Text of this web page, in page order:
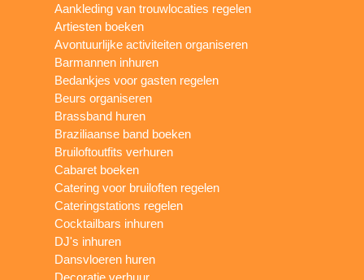
Aankleding van trouwlocaties regelen
Artiesten boeken
Avontuurlijke activiteiten organiseren
Barmannen inhuren
Bedankjes voor gasten regelen
Beurs organiseren
Brassband huren
Braziliaanse band boeken
Bruiloftoutfits verhuren
Cabaret boeken
Catering voor bruiloften regelen
Cateringstations regelen
Cocktailbars inhuren
DJ's inhuren
Dansvloeren huren
Decoratie verhuur